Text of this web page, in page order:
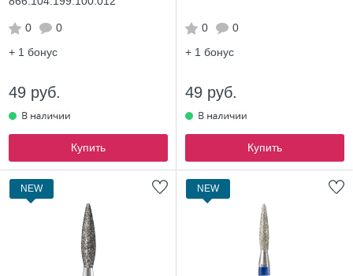
0
0
+ 1 бонус
49 руб.
Купить
0
0
+ 1 бонус
49 руб.
Купить
NEW NEW